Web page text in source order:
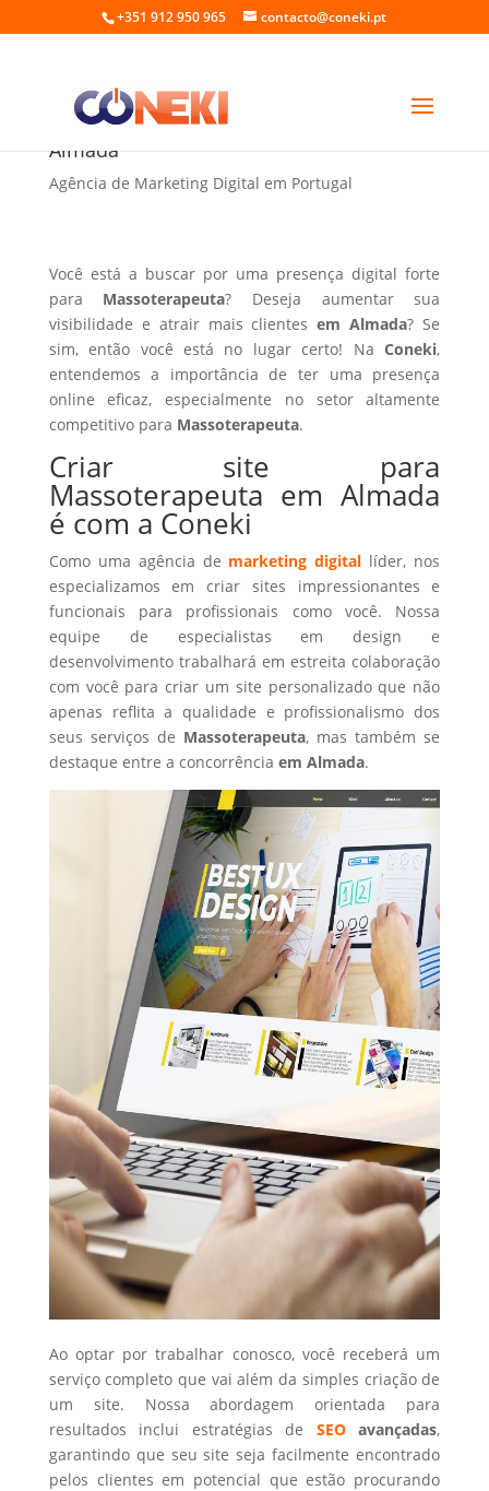
+351 912 950 965 contacto@coneki.pt
Criar site para Massoterapeuta em
Almada
Agência de Marketing Digital em Portugal
Você está a buscar por uma presença digital forte
para Massoterapeuta? Deseja aumentar sua
visibilidade e atrair mais clientesem Almada? Se
sim, então você está no lugar certo! NaConeki,
entendemos a importância de ter uma presença
online eficaz, especialmente no setor altamente
competitivo para Massoterapeuta.
Criar site para
Massoterapeuta em Almada
é com a Coneki
Como uma agência de marketing digital líder, nos
especializamos em criar sites impressionantes e
funcionais para profissionais como você. Nossa
equipe de especialistas em design e
desenvolvimento trabalhará em estreita colaboração
com você para criar um site personalizado que não
apenas reflita a qualidade e profissionalismo dos
seus serviços de Massoterapeuta, mas também se
destaque entre a concorrência em Almada.
Ao optar por trabalhar conosco, você receberá um
serviço completo que vai além da simples criação de
um site. Nossa abordagem orientada para
resultados inclui estratégias de SEOavançadas,
garantindo que seu site seja facilmente encontrado
pelos clientes em potencial que estão procurando